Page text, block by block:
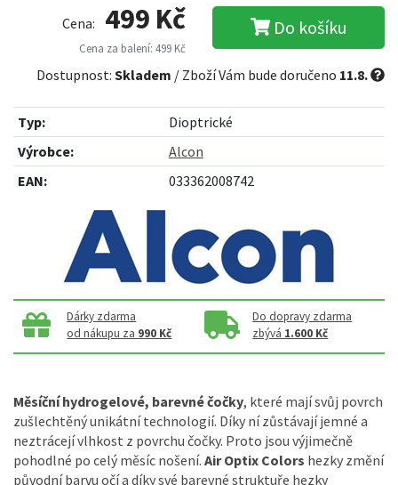
Cena: 499 Kč
Cena za balení: 499 Kč
Do košíku
Dostupnost: Skladem / Zboží Vám bude doručeno 11.8.
Typ:
Dioptrické
Výrobce:
Alcon
EAN:
033362008742
Dárky zdarma
od nákupu za 990 Kč
Do dopravy zdarma
zbývá 1.600 Kč
Měsíční hydrogelové, barevné čočky, které mají svůj povrch
zušlechtěný unikátní technologií. Díky ní zůstávají jemné a
neztrácejí vlhkost z povrchu čočky. Proto jsou výjimečně
pohodlné po celý měsíc nošení. Air Optix Colors hezky změní
původní barvu očí a díky své barevné struktuře hezky